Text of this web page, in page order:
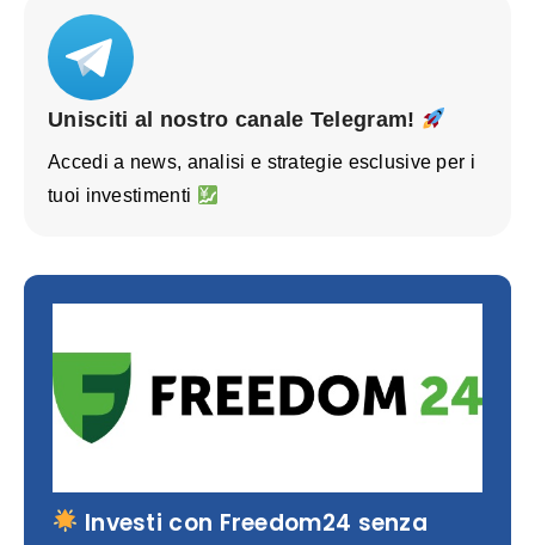
Unisciti al nostro canale Telegram!
Accedi a news, analisi e strategie esclusive per i
tuoi investimenti
Investi con Freedom24 senza